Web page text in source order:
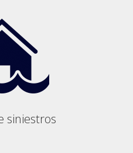
siniestros